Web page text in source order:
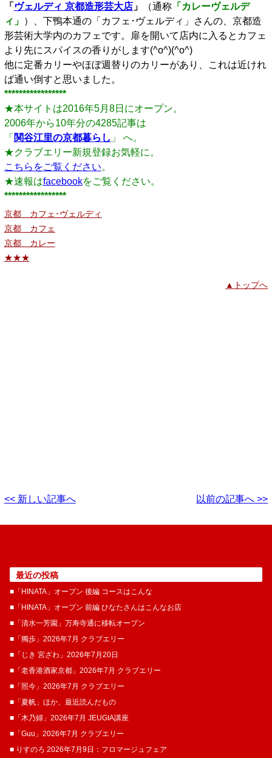
「 ヴェルディ 京都造形芸大店」 （通称「カレーヴェルデ
ィ」 ）、 下鴨本通の「カフェ･ヴェルディ」さんの、京都造
形芸術大学内のカフェです。扉を開いて店内に入るとカフェ
より先にスパイスの香りがします(^o^)(^o^)
他に定番カリーやほぼ週替りのカリーがあり、これは近けれ
ば通い倒すと思いました。
*****************
★本サイトは2016年5月8日にオープン。
2006年から10年分の4285記事は
「 関谷江里の京都暮らし 」 へ。
★クラブエリー新規登録お気軽に。
こちらをご覧ください。
★速報はfacebookをご覧ください。
*****************
京都 カフェ･ヴェルディ
京都 カフェ
京都 カレー
★★★
▲トップへ
<< 新しい記事へ 以前の記事へ >>
最近の投稿
■「HINATA」オープン 後編 コースはこんな
■「HINATA」オープン 前編 ひなたさんはこんなお店
■「清水一芳園」万寿寺通に移転オープン
■「獨歩」2026年7月 クラブエリー
■「じき 宮ざわ」2026年7月20日
■「老香港酒家京都」2026年7月 クラブエリー
■「照今」2026年7月 クラブエリー
■「夏帆」ほか、最近読んだもの
■「木乃婦」2026年7月 JEUGIA講座
■「Guu」2026年7月 クラブエリー
■ りすのろ 2026年7月9日：フロマージュフェア